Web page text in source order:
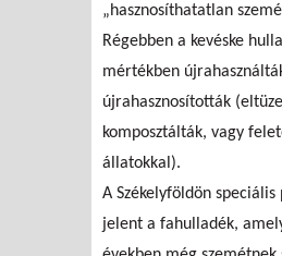
„hasznosíthatatlan
Régebben a kevéske
mértékben
újrahasznosították
komposztálták, vagy
állatokkal).
A Székelyföldön
jelent a fahulladék,